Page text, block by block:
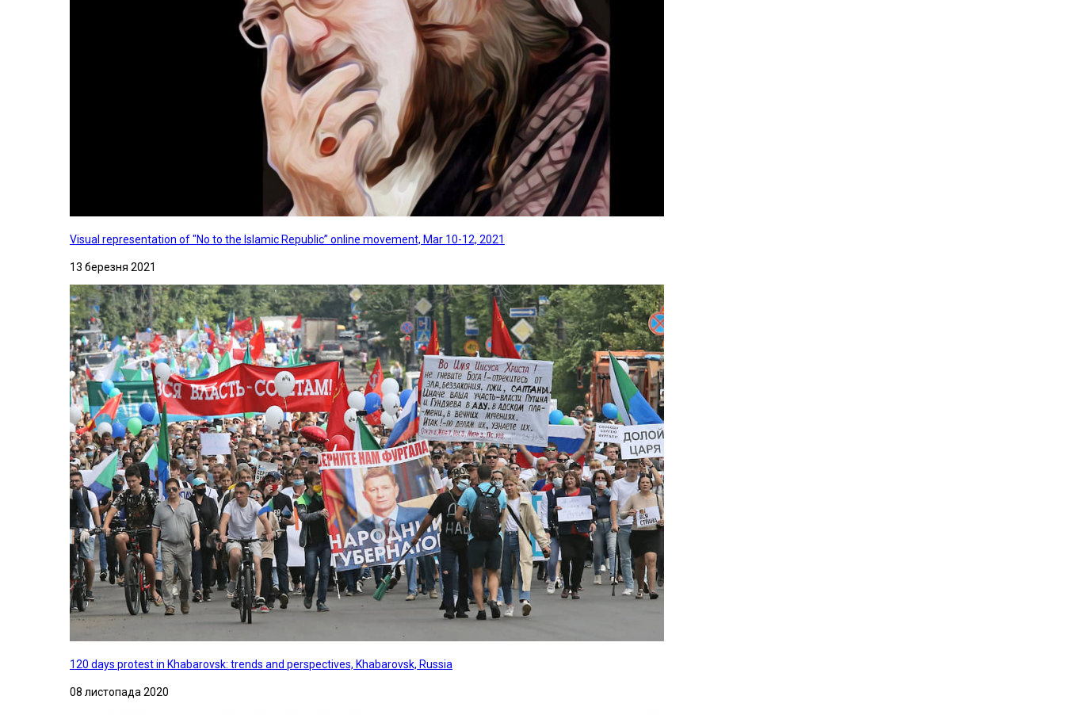
Visual representation of "No to the Islamic Republic” online movement, Mar 10-12, 2021
13 березня 2021
120 days protest in Khabarovsk: trends and perspectives, Khabarovsk, Russia
08 листопада 2020